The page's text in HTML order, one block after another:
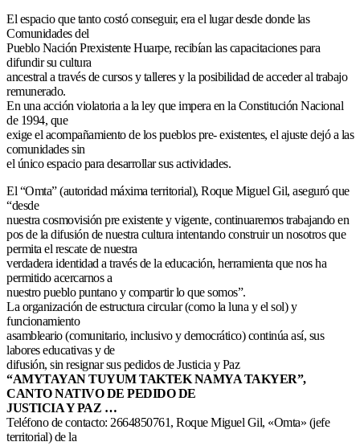
El espacio que tanto costó conseguir, era el lugar desde donde las
Comunidades del
Pueblo Nación Prexistente Huarpe, recibían las capacitaciones para
difundir su cultura
ancestral a través de cursos y talleres y la posibilidad de acceder al trabajo
remunerado.
En una acción violatoria a la ley que impera en la Constitución Nacional
de 1994, que
exige el acompañamiento de los pueblos pre- existentes, el ajuste dejó a las
comunidades sin
el único espacio para desarrollar sus actividades.
El “Omta” (autoridad máxima territorial), Roque Miguel Gil, aseguró que
“desde
nuestra cosmovisión pre existente y vigente, continuaremos trabajando en
pos de la difusión de nuestra cultura intentando construir un nosotros que
permita el rescate de nuestra
verdadera identidad a través de la educación, herramienta que nos ha
permitido acercarnos a
nuestro pueblo puntano y compartir lo que somos”.
La organización de estructura circular (como la luna y el sol) y
funcionamiento
asambleario (comunitario, inclusivo y democrático) continúa así, sus
labores educativas y de
difusión, sin resignar sus pedidos de Justicia y Paz
“AMYTAYAN TUYUM TAKTEK NAMYA TAKYER”,
CANTO NATIVO DE PEDIDO DE
JUSTICIA Y PAZ …
Teléfono de contacto: 2664850761, Roque Miguel Gil, «Omta» (jefe
territorial) de la